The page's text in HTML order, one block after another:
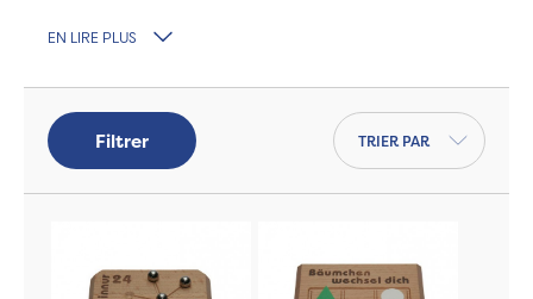
EN LIRE PLUS
Filtrer
Trier par